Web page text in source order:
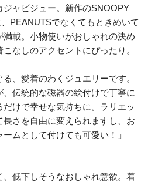
ジャビジュー。新作のSNOOPY
PEANUTSでなくてもときめいて
満載。小物使いがおしゃれの決め
なしのアクセントにぴったり。
る、愛着のわくジュエリーです。
伝統的な磁器の絵付けで丁寧に
けで幸せな気持ちに。ラリエッ
長さを自由に変えられますし、お
ムとして付けても可愛い！」
低下しそうなおしゃれ意欲。着